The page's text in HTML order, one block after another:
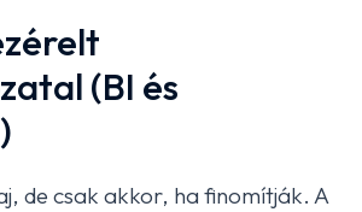
(BI és
de csak akkor, ha finomítják. A